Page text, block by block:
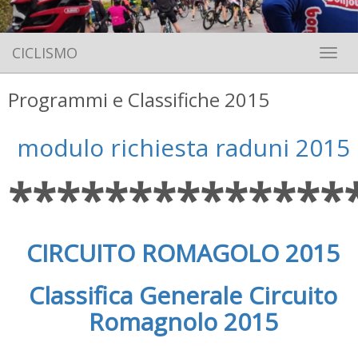
CICLISMO
Programmi e Classifiche 2015
modulo richiesta raduni 2015
CIRCUITO ROMAGOLO 2015
Classifica Generale Circuito
Romagnolo 2015